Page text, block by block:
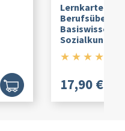
Lernkarten
Basiswissen
Sozialkunde
★ ★ ★ ★
17,90 €